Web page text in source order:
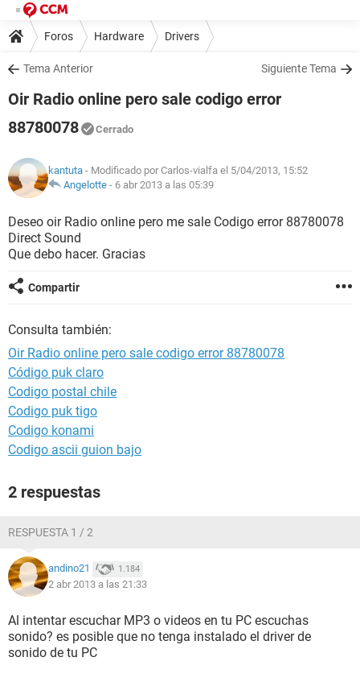
Foros Hardware Drivers
Tema Anterior Siguiente Tema
Oir Radio online pero sale codigo error
88780078
Cerrado
kantuta - Modificado por Carlos-vialfa el 5/04/2013, 15:52
Angelotte - 6 abr 2013 a las 05:39
Deseo oir Radio online pero me sale Codigo error 88780078
Direct Sound
Que debo hacer. Gracias
Compartir
Consulta también:
Oir Radio online pero sale codigo error 88780078
Código puk claro
Codigo postal chile
Codigo puk tigo
Codigo konami
Codigo ascii guion bajo
2 respuestas
RESPUESTA 1 / 2
andino21 1.184
2 abr 2013 a las 21:33
Al intentar escuchar MP3 o videos en tu PC escuchas
sonido? es posible que no tenga instalado el driver de
sonido de tu PC